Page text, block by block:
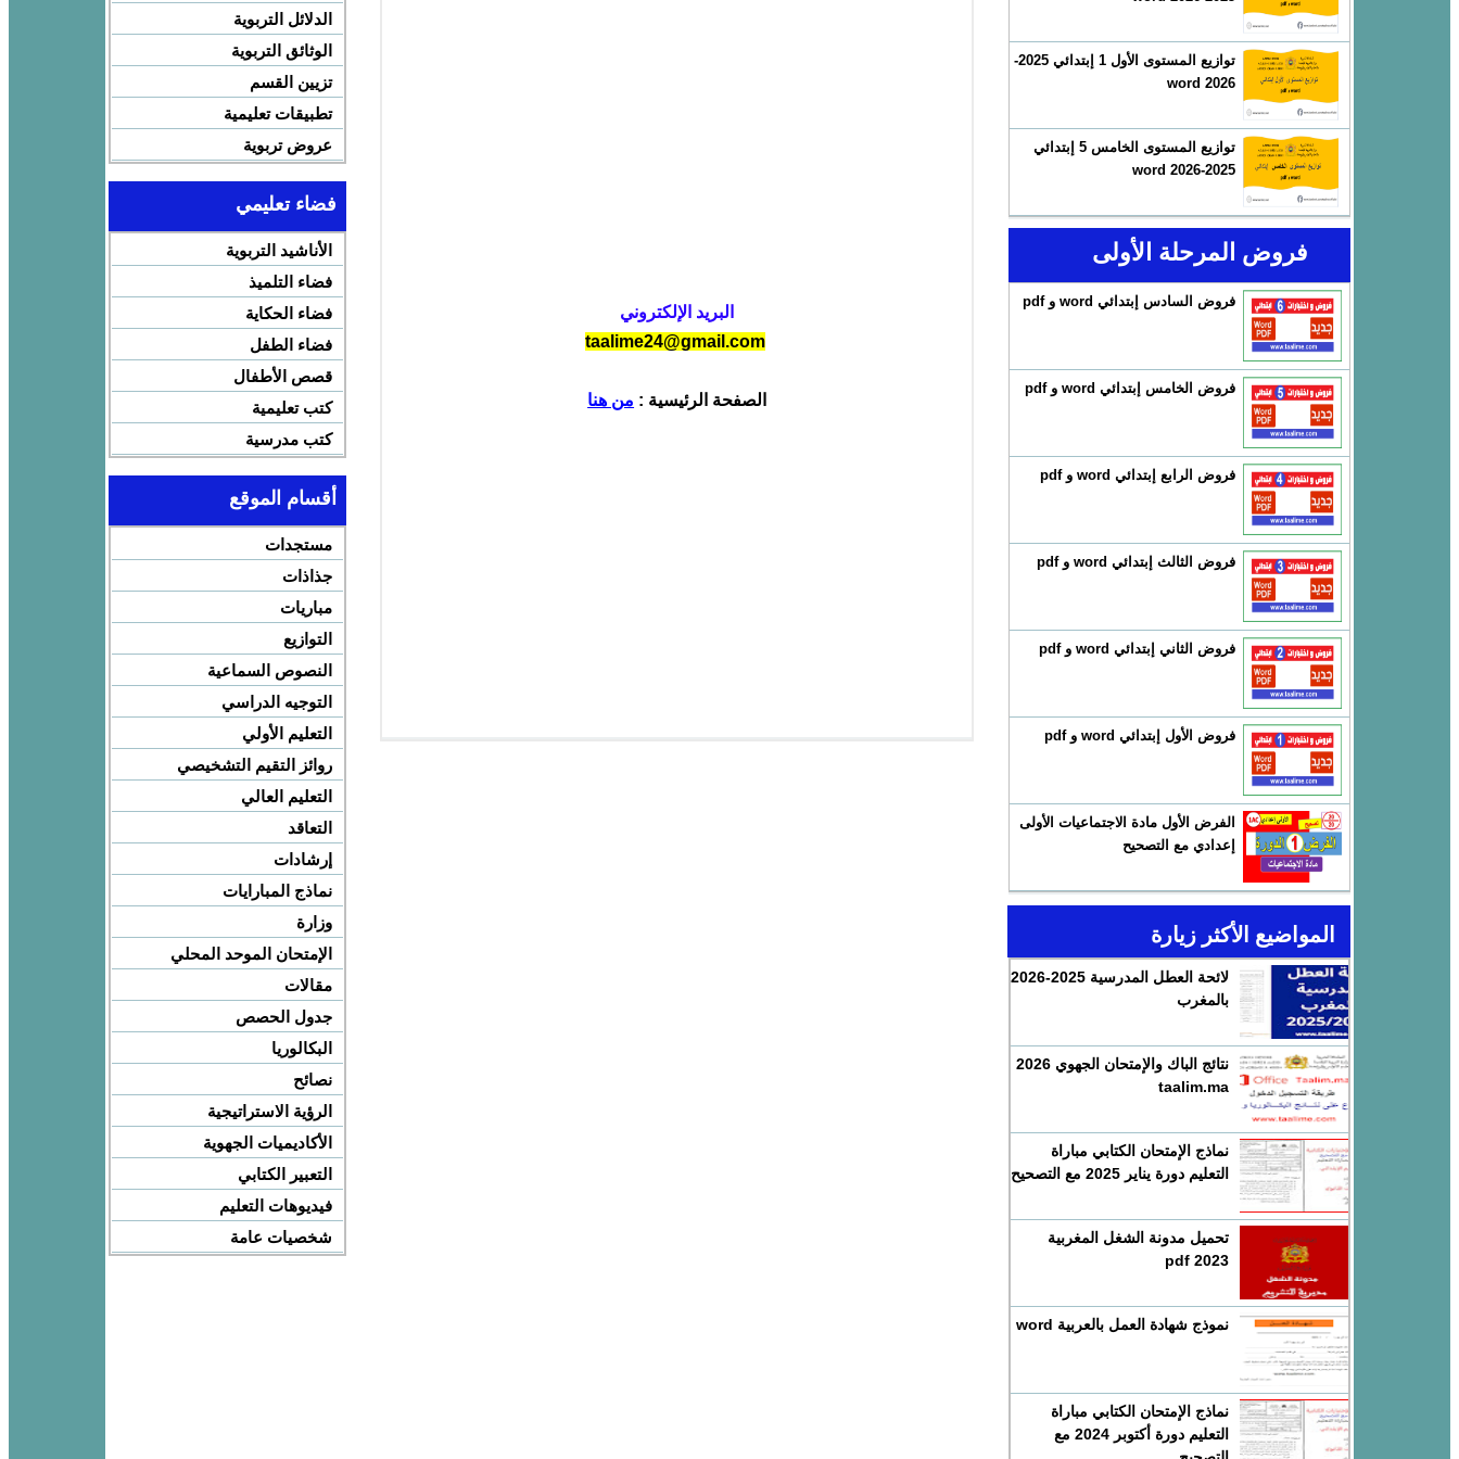
البريد الإلكتروني
taalime24@gmail.com
الصفحة الرئيسية : من هنا
توازيع المستوى الأول 1 إبتدائي 2025-
2026 word
توازيع المستوى الخامس 5 إبتدائي
2025-2026 word
فروض المرحلة الأولى
فروض السادس إبتدائي word و pdf
فروض الخامس إبتدائي word و pdf
فروض الرابع إبتدائي word و pdf
فروض الثالث إبتدائي word و pdf
فروض الثاني إبتدائي word و pdf
فروض الأول إبتدائي word و pdf
الفرض الأول مادة الاجتماعيات الأولى
إعدادي مع التصحيح
المواضيع الأكثر زيارة
لائحة العطل المدرسية 2025-2026
بالمغرب
نتائج الباك والإمتحان الجهوي 2026
taalim.ma
نماذج الإمتحان الكتابي مباراة
التعليم دورة يناير 2025 مع التصحيح
تحميل مدونة الشغل المغربية
2023 pdf
نموذج شهادة العمل بالعربية word
نماذج الإمتحان الكتابي مباراة
التعليم دورة أكتوبر 2024 مع
الدلائل التربوية
الوثائق التربوية
تزيين القسم
تطبيقات تعليمية
عروض تربوية
فضاء تعليمي
الأناشيد التربوية
فضاء التلميذ
فضاء الحكاية
فضاء الطفل
قصص الأطفال
كتب تعليمية
كتب مدرسية
أقسام الموقع
مستجدات
جذاذات
مباريات
التوازيع
النصوص السماعية
التوجيه الدراسي
التعليم الأولي
روائز التقيم التشخيصي
التعليم العالي
التعاقد
إرشادات
نماذج المبارايات
وزارة
الإمتحان الموحد المحلي
مقالات
جدول الحصص
البكالوريا
نصائح
الرؤية الاستراتيجية
الأكاديميات الجهوية
التعبير الكتابي
فيديوهات التعليم
شخصيات عامة